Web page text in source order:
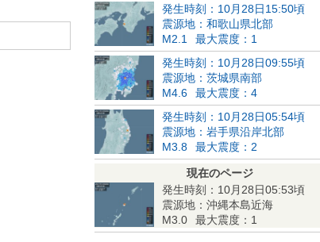
発生時刻：10月28日15:50頃
震源地：和歌山県北部
M2.1
最大震度：1
発生時刻：10月28日09:55頃
震源地：茨城県南部
M4.6
最大震度：4
発生時刻：10月28日05:54頃
震源地：岩手県沿岸北部
M3.8
最大震度：2
現在のページ
発生時刻：10月28日05:53頃
震源地：沖縄本島近海
M3.0
最大震度：1